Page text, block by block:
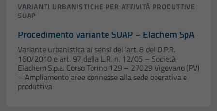
VARIANTI URBANISTICHE PER ATTIVITÀ PRODUTTIVE
SUAP
Procedimento variante SUAP – Elachem SpA
Variante urbanistica ai sensi dell’art. 8 del D.P.R.
160/2010 e art. 97 della L.R. n. 12/05 – Società
Elachem S.p.a. Corso Torino 129 – 27029 Vigevano (PV)
– Ampliamento aree connesse alla sede operativa e
produttiva
sono necessari
funzionamento
del sito e non
possono
essere
disabilitati.